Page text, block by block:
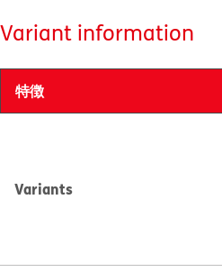
Variant information
特徴
Variants